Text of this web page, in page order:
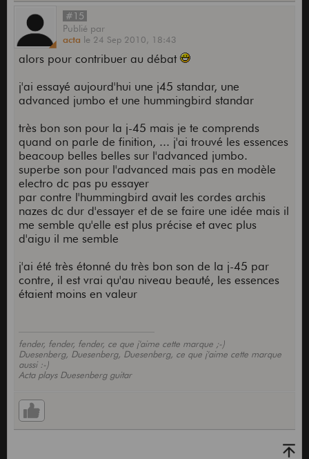
#15
Publié par
acta le 24 Sep 2010, 18:43
alors pour contribuer au débat
j'ai essayé aujourd'hui une j45 standar, une
advanced jumbo et une hummingbird standar
très bon son pour la j-45 mais je te comprends
quand on parle de finition, ... j'ai trouvé les essences
beacoup belles belles sur l'advanced jumbo.
superbe son pour l'advanced mais pas en modèle
electro dc pas pu essayer
par contre l'hummingbird avait les cordes archis
nazes dc dur d'essayer et de se faire une idée mais il
me semble qu'elle est plus précise et avec plus
d'aigu il me semble
j'ai été très étonné du très bon son de la j-45 par
contre, il est vrai qu'au niveau beauté, les essences
étaient moins en valeur
fender, fender, fender, ce que j'aime cette marque ;-)
Duesenberg, Duesenberg, Duesenberg, ce que j'aime cette marque
aussi :-)
Acta plays Duesenberg guitar